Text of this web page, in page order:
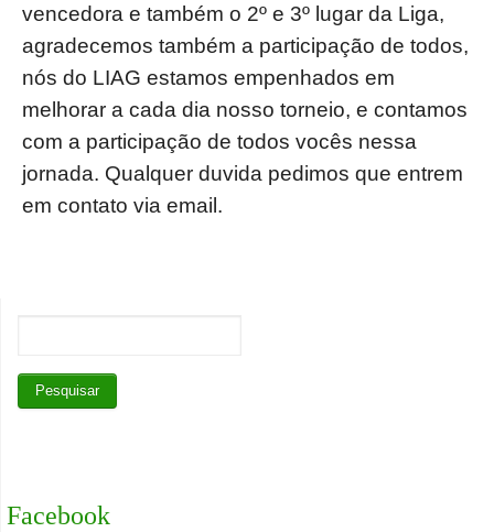
vencedora e também o 2º e 3º lugar da Liga,
agradecemos também a participação de todos,
nós do LIAG estamos empenhados em
melhorar a cada dia nosso torneio, e contamos
com a participação de todos vocês nessa
jornada. Qualquer duvida pedimos que entrem
em contato via email.
Facebook